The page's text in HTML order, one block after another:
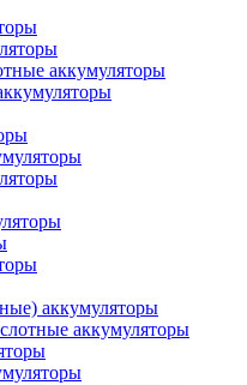
аккумуляторы
аккумуляторы
аккумуляторы